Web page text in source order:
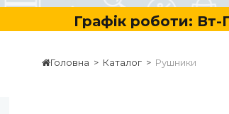
Графік роботи: Вт-
Головна > Каталог > Рушники